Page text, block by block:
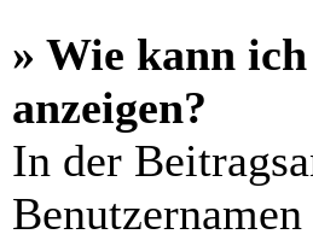
» Wie kann
anzeigen?
In der